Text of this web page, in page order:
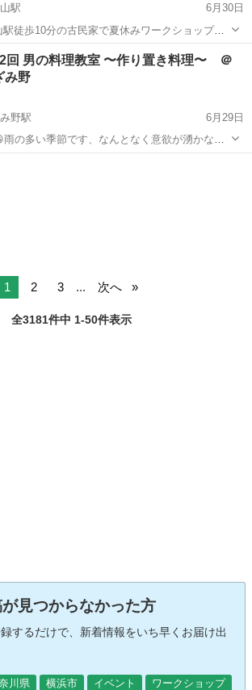
駅
6月30日
徒歩10分の古民家で夏休みワークショップ開
せはInstagramアカウントへ
大倉山駅 ワークショップ 親子
回 男の料理教室 〜作り置き料理〜 ＠
み野
野駅
6月29日
の多い季節です、なんとなく意欲が湧かない
の
1 2 3 ... 次へ
全3181件中 1-50件表示
見つからなかった方
するだけで、新着情報をいち早くお届け出
川県 横浜市 イベント ワークショップ